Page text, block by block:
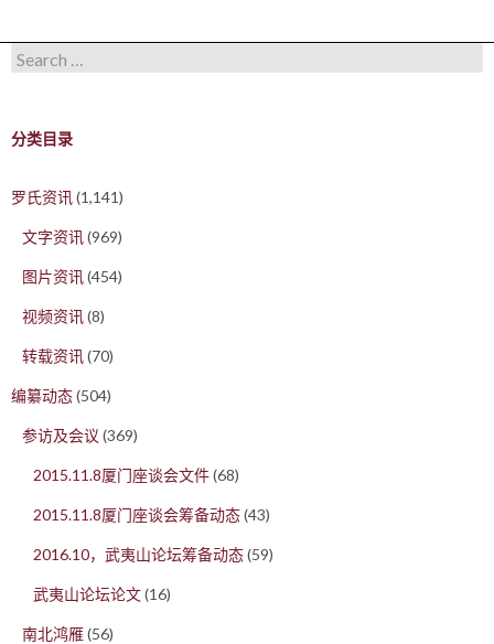
Search for:
分类目录
罗氏资讯(1,141)
文字资讯(969)
图片资讯(454)
视频资讯(8)
转载资讯(70)
编纂动态(504)
参访及会议 (369)
2015.11.8厦门座谈会文件(68)
2015.11.8厦门座谈会筹备动态(43)
2016.10，武夷山论坛筹备动态(59)
武夷山论坛论文(16)
南北鸿雁(56)